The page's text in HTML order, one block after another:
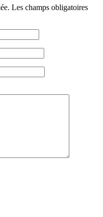
Les champs obligatoires